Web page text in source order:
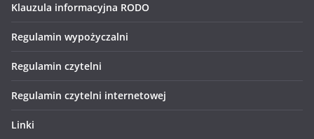
Klauzula informacyjna RODO
Regulamin wypożyczalni
Regulamin czytelni
Regulamin czytelni internetowej
Linki